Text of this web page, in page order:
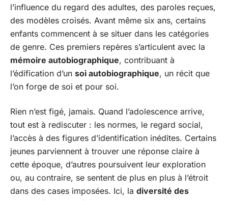
l’influence du regard des adultes, des paroles reçues,
des modèles croisés. Avant même six ans, certains
enfants commencent à se situer dans les catégories
de genre. Ces premiers repères s’articulent avec la
mémoire autobiographique, contribuant à
l’édification d’un soi autobiographique, un récit que
l’on forge de soi et pour soi.
Rien n’est figé, jamais. Quand l’adolescence arrive,
tout est à rediscuter : les normes, le regard social,
l’accès à des figures d’identification inédites. Certains
jeunes parviennent à trouver une réponse claire à
cette époque, d’autres poursuivent leur exploration
ou, au contraire, se sentent de plus en plus à l’étroit
dans des cases imposées. Ici, la diversité des